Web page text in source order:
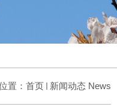
置： 首页 新闻动态 News